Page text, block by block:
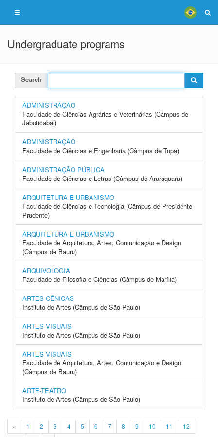
Undergraduate programs
Search
ADMINISTRAÇÃO
Faculdade de Ciências Agrárias e Veterinárias (Câmpus de
Jaboticabal)
ADMINISTRAÇÃO
Faculdade de Ciências e Engenharia (Câmpus de Tupã)
ADMINISTRAÇÃO PÚBLICA
Faculdade de Ciências e Letras (Câmpus de Araraquara)
ARQUITETURA E URBANISMO
Faculdade de Ciências e Tecnologia (Câmpus de Presidente
Prudente)
ARQUITETURA E URBANISMO
Faculdade de Arquitetura, Artes, Comunicação e Design
(Câmpus de Bauru)
ARQUIVOLOGIA
Faculdade de Filosofia e Ciências (Câmpus de Marília)
ARTES CÊNICAS
Instituto de Artes (Câmpus de São Paulo)
ARTES VISUAIS
Instituto de Artes (Câmpus de São Paulo)
ARTES VISUAIS
Faculdade de Arquitetura, Artes, Comunicação e Design
(Câmpus de Bauru)
ARTE-TEATRO
Instituto de Artes (Câmpus de São Paulo)
« 1 2 3 4 5 6 7 8 9 10 11
12